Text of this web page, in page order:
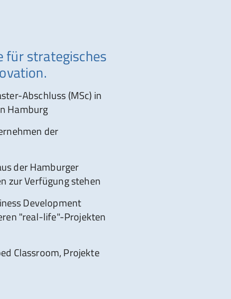
für strategisches
Abschluss (MSc) in
Hamburg
der
der Hamburger
zur Verfügung stehen
Development
"real-life"-Projekten
Classroom, Projekte